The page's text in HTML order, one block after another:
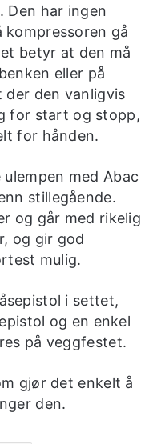
Den har ingen
gå
betyr at den må
eller på
der den vanligvis
for start og stopp,
for hånden.
med Abac
stillegående.
og går med rikelig
og gir god
mulig.
i settet,
og en enkel
på veggfestet.
gjør det enkelt å
den.